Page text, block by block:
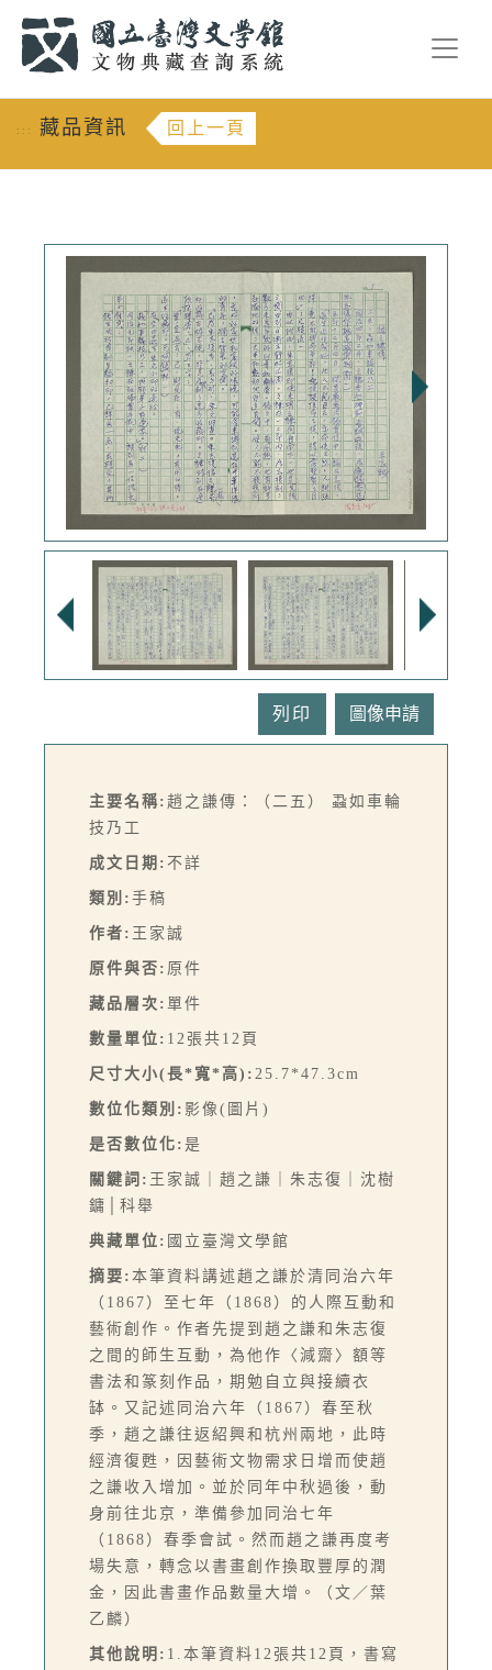
::: 藏品資訊 回上一頁
列印
主要名稱: 趙之謙傳：（二五） 蝨如車輪
技乃工
成文日期: 不詳
類別: 手稿
作者: 王家誠
原件與否: 原件
藏品層次: 單件
數量單位: 12張共12頁
尺寸大小(長*寬*高): 25.7*47.3cm
數位化類別: 影像(圖片)
是否數位化: 是
關鍵詞: 王家誠｜趙之謙｜朱志復｜沈樹
鏞│科舉
典藏單位: 國立臺灣文學館
摘要: 本筆資料講述趙之謙於清同治六年
（1867）至七年（1868）的人際互動和
藝術創作。作者先提到趙之謙和朱志復
之間的師生互動，為他作〈減齋〉額等
書法和篆刻作品，期勉自立與接續衣
缽。又記述同治六年（1867）春至秋
季，趙之謙往返紹興和杭州兩地，此時
經濟復甦，因藝術文物需求日增而使趙
之謙收入增加。並於同年中秋過後，動
身前往北京，準備參加同治七年
（1868）春季會試。然而趙之謙再度考
場失意，轉念以書畫創作換取豐厚的潤
金，因此書畫作品數量大增。（文／葉
乙麟）
其他說明: 1.本筆資料12張共12頁，書寫